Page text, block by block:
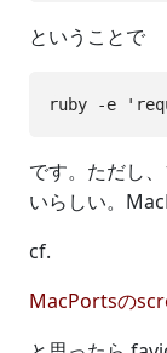
ということで
です。ただし
いらしい。
cf.
MacPortsの